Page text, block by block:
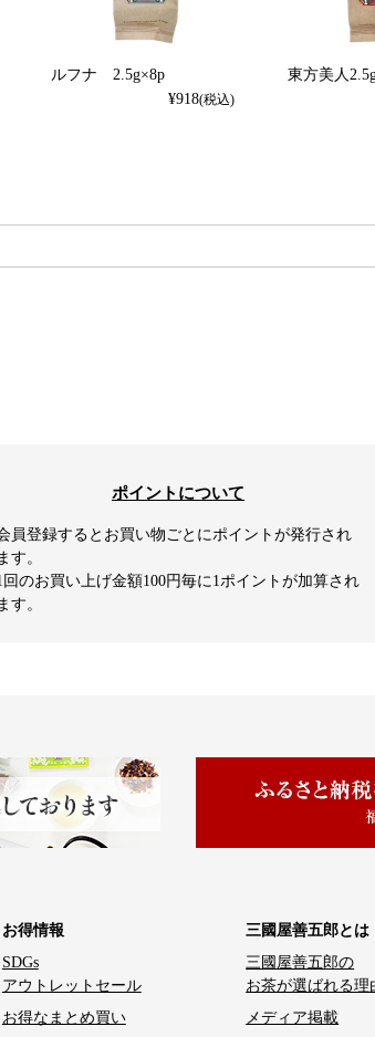
ルフナ 2.5g×8p
¥918(税込)
東方美人
ポイントについて
員登録するとお買い物ごとにポイントが発行され
す。
回のお買い上げ金額100円毎に1ポイントが加算され
す。
お得情報
SDGs
アウトレットセール
お得なまとめ買い
三國屋善五郎とは
三國屋善五郎の
お茶が選ばれる理
メディア掲載